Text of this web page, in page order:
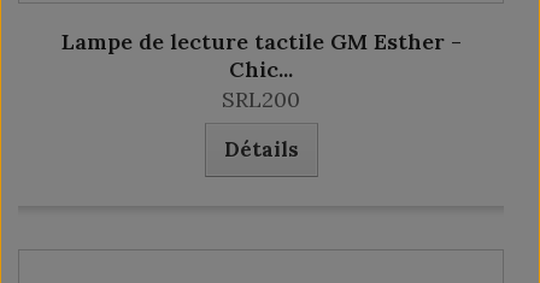
Lampe de lecture tactile GM Esther -
Chic...
SRL200
Détails